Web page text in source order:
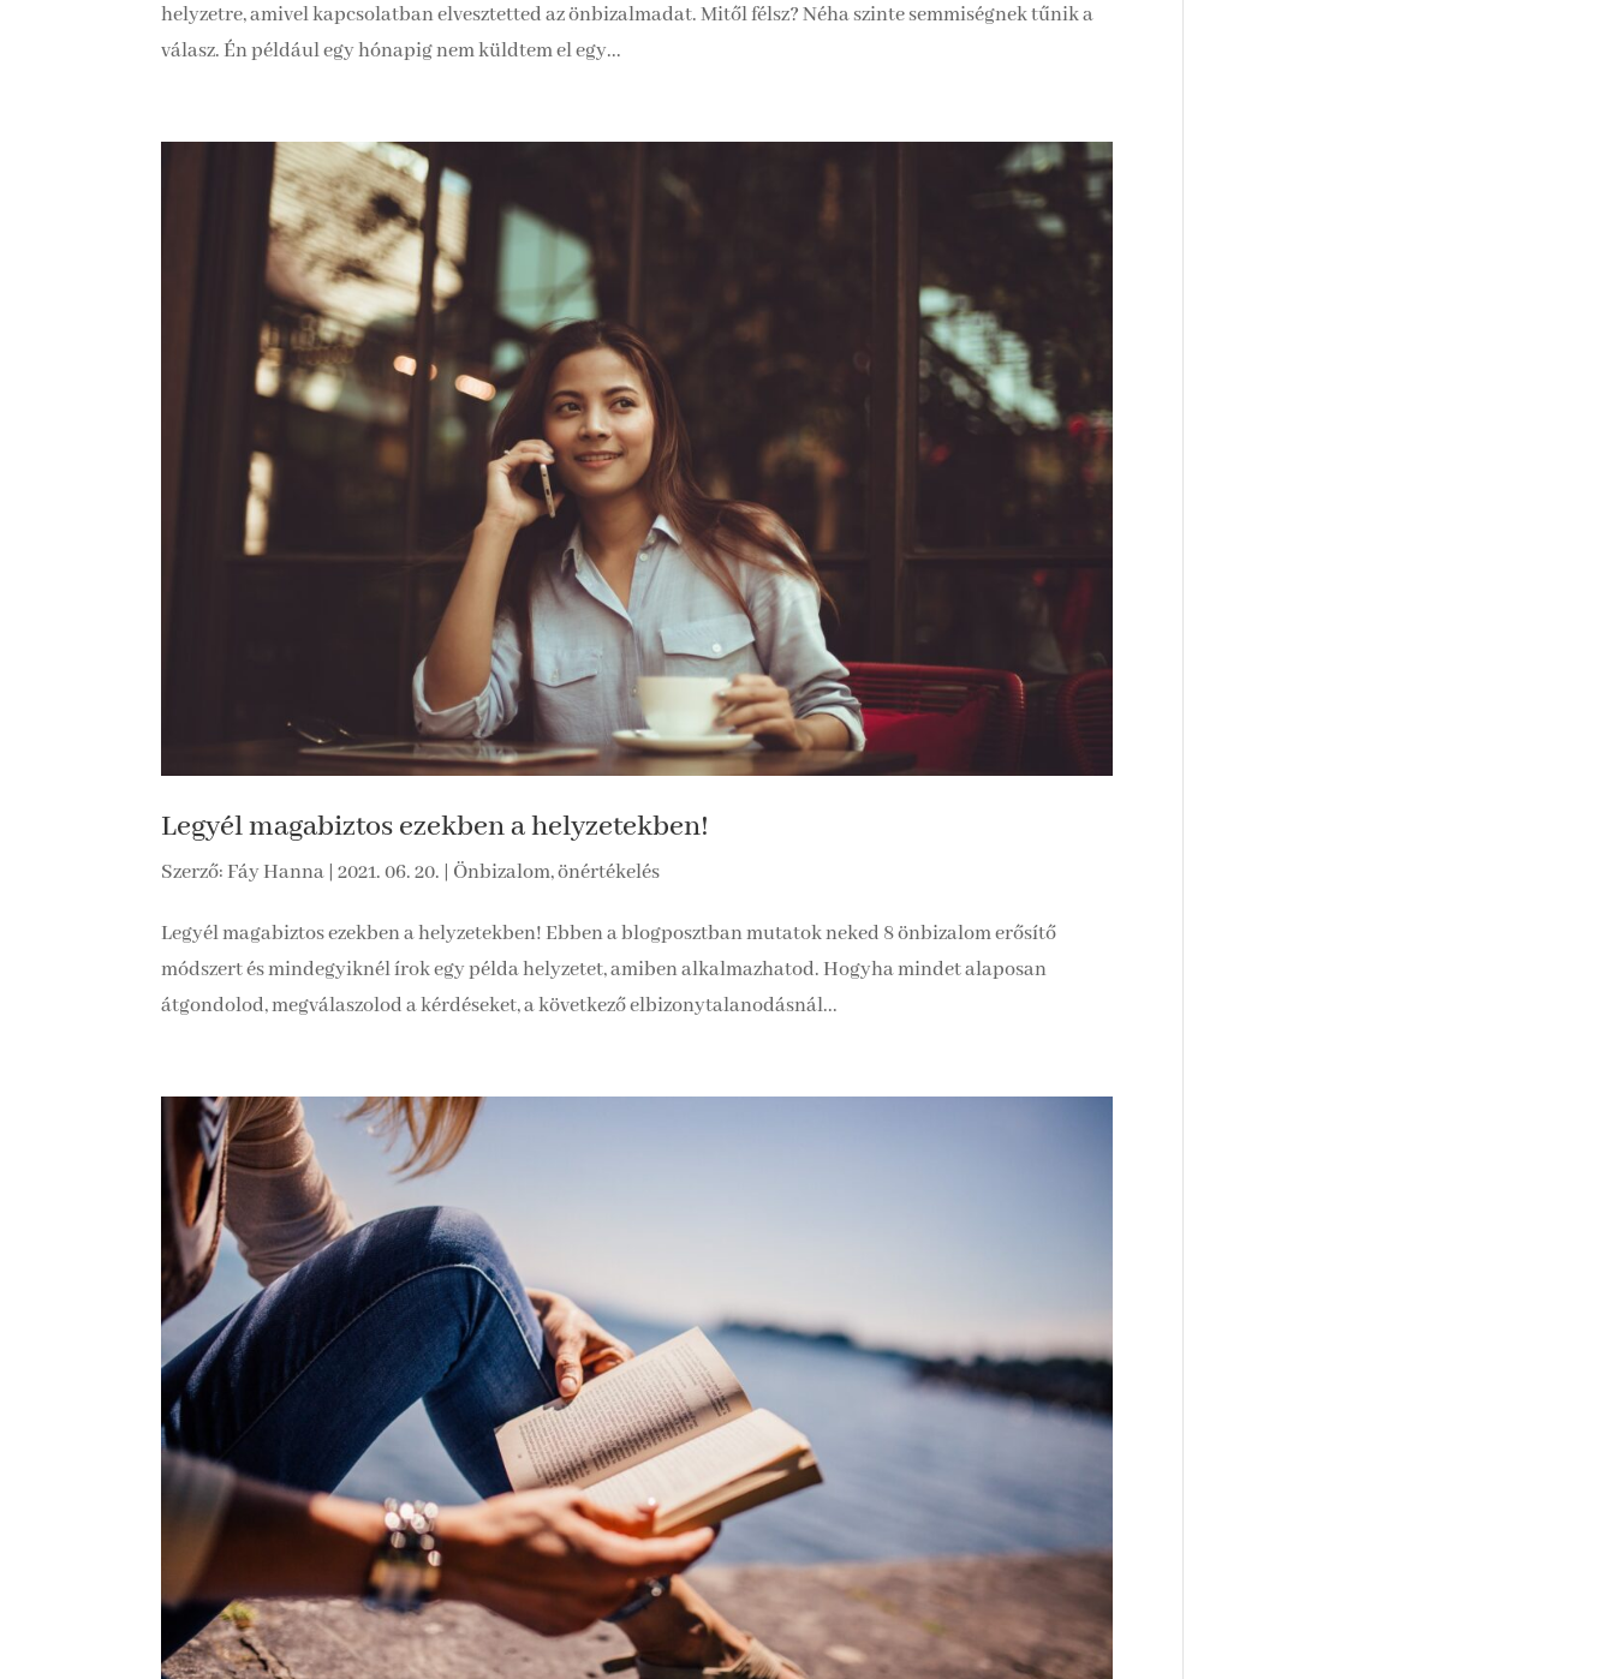
helyzetre, amivel kapcsolatban elvesztetted az önbizalmadat. Mitől félsz? Néha szinte semmiségnek tűnik a
válasz. Én például egy hónapig nem küldtem el egy...
Legyél magabiztos ezekben a helyzetekben!
Szerző:Fáy Hanna |2021. 06. 20. Önbizalom, önértékelés
Legyél magabiztos ezekben a helyzetekben! Ebben a blogposztban mutatok neked 8 önbizalom erősítő
módszert és mindegyiknél írok egy példa helyzetet, amiben alkalmazhatod. Hogyha mindet alaposan
átgondolod, megválaszolod a kérdéseket, a következő elbizonytalanodásnál...